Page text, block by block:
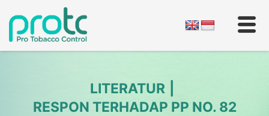
content
LITERATUR
RESPON TERHADAP PP NO. 82